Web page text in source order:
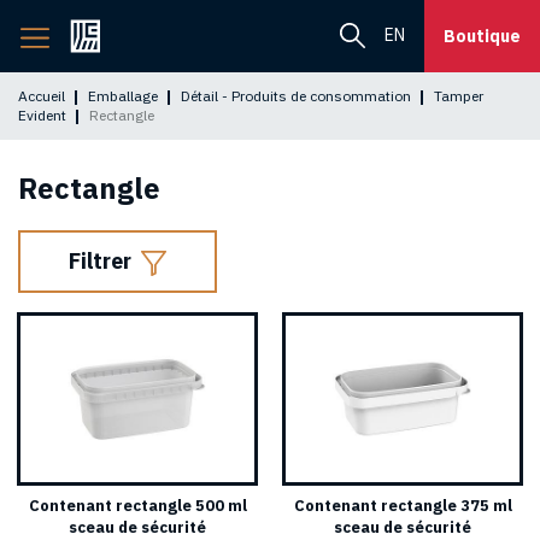
Retourner
à
EN Boutique
Accueil Emballage Détail - Produits de consommation
Tamper
Evident
Rectangle
Rectangle
Filtrer
Contenant rectangle 500 ml
sceau de sécurité
Contenant rectangle 375 ml
sceau de sécurité